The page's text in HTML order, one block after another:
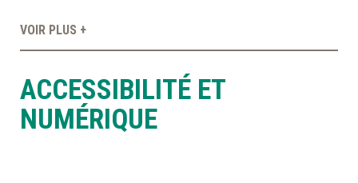
RÉPERTOIRE DES MEMBRES
CALENDRIER
ACCESSIBILITÉ ET
NUMÉRIQUE
VOIR PLUS +